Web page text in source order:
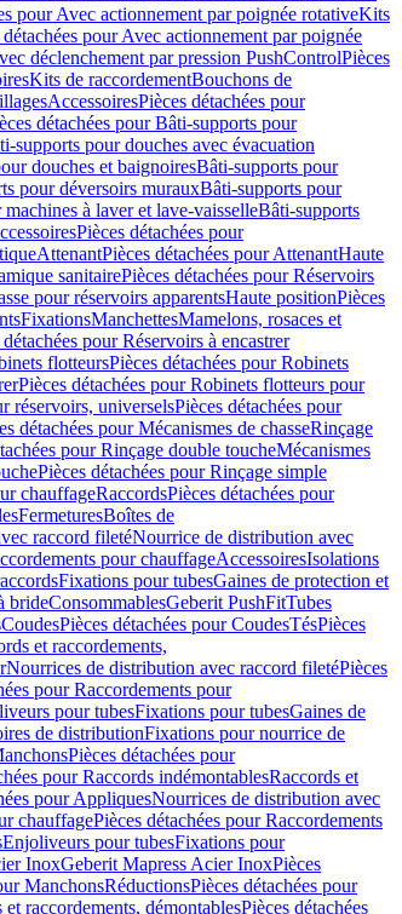
pour Avec actionnement par poignée rotativeKits
détachées pour Avec actionnement par poignée
déclenchement par pression PushControlPièces
Kits de raccordementBouchons de
AccessoiresPièces détachées pour
détachées pour Bâti-supports pour
supports pour douches avec évacuation
douches et baignoiresBâti-supports pour
pour déversoirs murauxBâti-supports pour
à laver et lave-vaisselleBâti-supports
Pièces détachées pour
AttenantPièces détachées pour AttenantHaute
sanitairePièces détachées pour Réservoirs
pour réservoirs apparentsHaute positionPièces
FixationsManchettesMamelons, rosaces et
détachées pour Réservoirs à encastrer
flotteursPièces détachées pour Robinets
Pièces détachées pour Robinets flotteurs pour
réservoirs, universelsPièces détachées pour
détachées pour Mécanismes de chasseRinçage
pour Rinçage double toucheMécanismes
Pièces détachées pour Rinçage simple
chauffageRaccordsPièces détachées pour
FermeturesBoîtes de
raccord filetéNourrice de distribution avec
pour chauffageAccessoiresIsolations
Fixations pour tubesGaines de protection et
brideConsommablesGeberit PushFitTubes
CoudesPièces détachées pour CoudesTésPièces
et raccordements,
Nourrices de distribution avec raccord filetéPièces
pour Raccordements pour
pour tubesFixations pour tubesGaines de
de distributionFixations pour nourrice de
Pièces détachées pour
pour Raccords indémontablesRaccords et
pour AppliquesNourrices de distribution avec
chauffagePièces détachées pour Raccordements
Enjoliveurs pour tubesFixations pour
InoxGeberit Mapress Acier InoxPièces
ManchonsRéductionsPièces détachées pour
et raccordements, démontablesPièces détachées